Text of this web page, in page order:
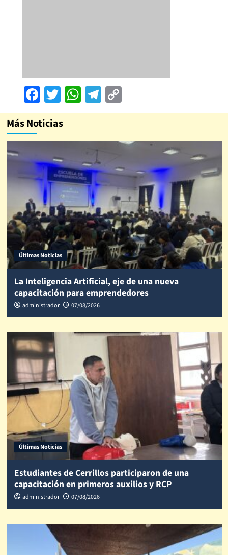
Facebook
Twitter
WhatsApp
Telegram
Copy
Link
Más Noticias
Últimas Noticias
La Inteligencia Artificial, eje de una nueva
capacitación para emprendedores
administrador 07/08/2026
Últimas Noticias
Estudiantes de Cerrillos participaron de una
capacitación en primeros auxilios y RCP
administrador 07/08/2026